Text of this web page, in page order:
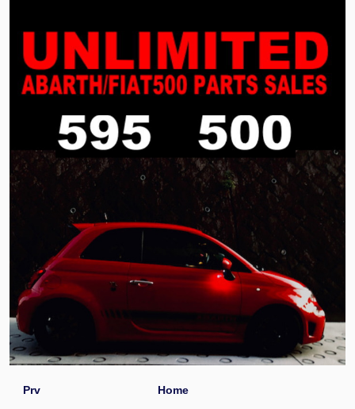
Prv Home